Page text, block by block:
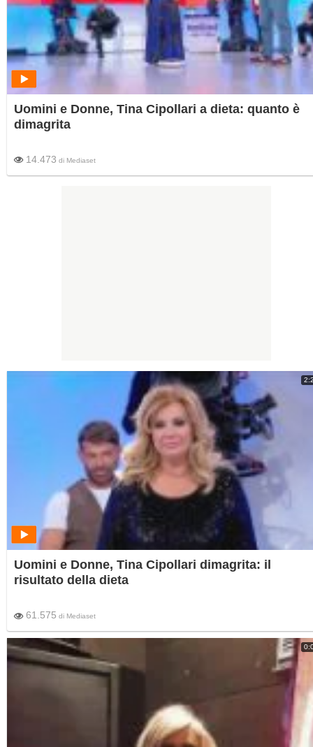
Uomini e Donne, Tina Cipollari a dieta: quanto è
dimagrita
14.473 di Mediaset
Uomini e Donne, Tina Cipollari dimagrita: il
risultato della dieta
61.575 di Mediaset